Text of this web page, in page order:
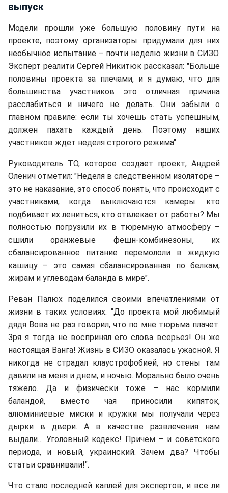
выпуск
Модели прошли уже большую половину пути на
проекте, поэтому организаторы придумали для них
необычное испытание – почти неделю жизни в СИЗО.
Эксперт реалити Сергей Никитюк рассказал: "Больше
половины проекта за плечами, и я думаю, что для
большинства участников это отличная причина
расслабиться и ничего не делать. Они забыли о
главном правиле: если ты хочешь стать успешным,
должен пахать каждый день. Поэтому наших
участников ждет неделя строгого режима"
Руководитель ТО, которое создает проект, Андрей
Оленич отметил: "Неделя в следственном изоляторе –
это не наказание, это способ понять, что происходит с
участниками, когда выключаются камеры: кто
подбивает их лениться, кто отвлекает от работы? Мы
полностью погрузили их в тюремную атмосферу –
сшили оранжевые фешн-комбинезоны, их
сбалансированное питание перемололи в жидкую
кашицу – это самая сбалансированная по белкам,
жирам и углеводам баланда в мире".
Реван Палюх поделился своими впечатлениями от
жизни в таких условиях: "До проекта мой любимый
дядя Вова не раз говорил, что по мне тюрьма плачет.
Зря я тогда не воспринял его слова всерьез! Он же
настоящая Ванга! Жизнь в СИЗО оказалась ужасной. Я
никогда не страдал клаустрофобией, но стены там
давили на меня и днем, и ночью. Морально было очень
тяжело. Да и физически тоже – нас кормили
баландой, вместо чая приносили кипяток,
алюминиевые миски и кружки мы получали через
дырки в двери. А в качестве развлечения нам
выдали… Уголовный кодекс! Причем – и советского
периода, и новый, украинский. Зачем два? Чтобы
статьи сравнивали!".
Что стало последней каплей для экспертов, и все ли